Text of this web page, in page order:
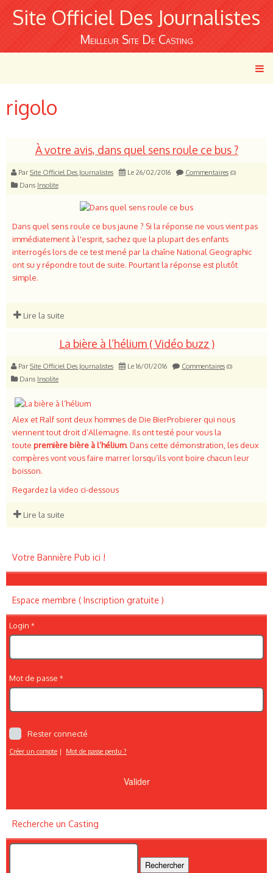
Site Officiel Des Journalistes
Meilleur Site De Casting
rigolo
À votre avis, dans quel sens roule ce bus ?
Par Site Officiel Des Journalistes Le 26/02/2016 Commentaires (0)
Dans Insolite
Dans quel sens roule ce bus jaune ? Si la réponse ne vous vient pas
immédiatement à l'esprit, sachez que la plupart des enfants
interrogés lors de ce test mené par la chaîne National Geographic
ont su y répondre tout de suite. Pourtant la réponse est plutôt
simple.
Lire la suite
La bière à l’hélium ( Vidéo buzz )
Par Site Officiel Des Journalistes Le 16/01/2016 Commentaires (0)
Dans Insolite
Alex et Ralf sont deux hommes de Die BierProbierer qui nous
viennent tout droit d’Allemagne. Ils ont testé pour vous la
toute première bière à l’hélium. Dans cette démonstration, les deux
compères vont vous faire marrer lorsqu’ils vont boire chacun leur
boisson.
Regardez la video ci-dessous
Lire la suite
Votre Bannière Pub ici !
Espace membre ( Inscription gratuite )
Login
Mot de passe
Rester connecté
Créer un compte | Mot de passe perdu ?
Recherche un Casting